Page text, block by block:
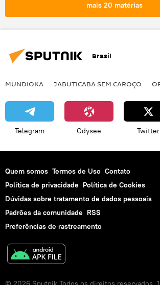
tensão geopolítica
geopolítica mundial
análise
metais de terras raras
mais 20 matérias
Brasil
MUNDIOKA JABUTICABA SEM CAROÇO
Telegram Odysee Twitter
Quem somos Termos de Uso Contato
Política de privacidade Política de Cookies
Dúvidas sobre tratamento de dados pessoais
Padrões da comunidade RSS
Preferências de rastreamento